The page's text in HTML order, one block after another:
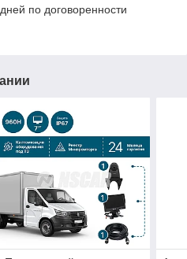
по договоренности